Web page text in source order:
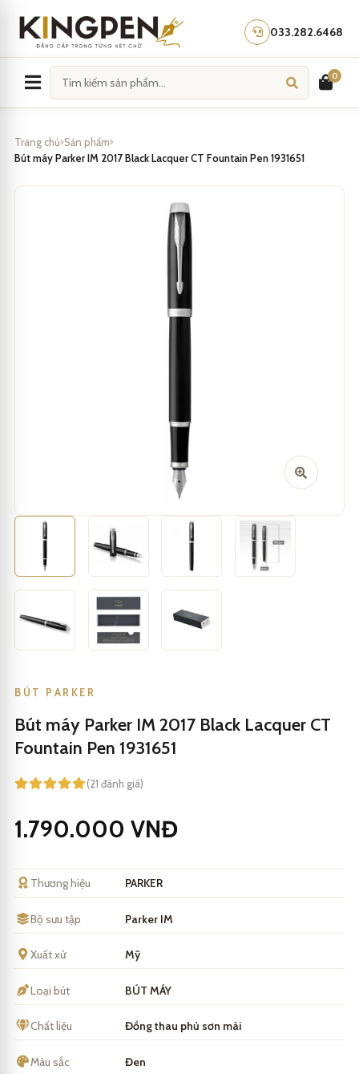
content
033.282.6468
0
Trang chủ Sản phẩm
Bút máy Parker IM 2017 Black Lacquer CT Fountain Pen 1931651
BÚT PARKER
Bút máy Parker IM 2017 Black Lacquer CT
Fountain Pen 1931651
(21 đánh giá)
1.790.000 VNĐ
Thương hiệu PARKER
Bộ sưu tập Parker IM
Xuất xứ Mỹ
Loại bút BÚT MÁY
Chất liệu Đồng thau phủ sơn mài
Màu sắc Đen